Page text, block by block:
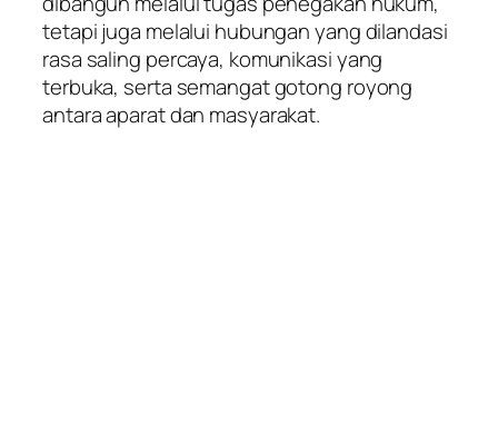
tetapi juga melalui hubungan yang dilandasi
rasa saling percaya, komunikasi yang
terbuka, serta semangat gotong royong
antara aparat dan masyarakat.